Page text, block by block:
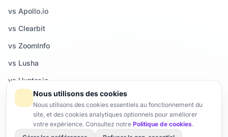
vs Apollo.io
vs Clearbit
vs ZoomInfo
vs Lusha
vs Hunter.io
Tous les comparatifs →
Nous utilisons des cookies
Nous utilisons des cookies essentiels au fonctionnement du
site, et des cookies analytiques optionnels pour améliorer
votre expérience. Consultez notre Politique de cookies.